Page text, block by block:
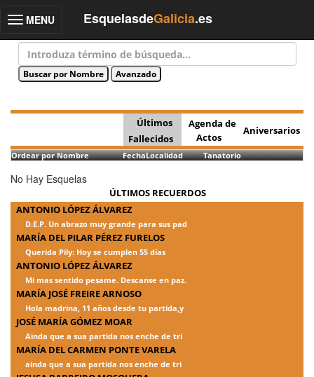
Toggle
MENU EsquelasdeGalicia.es
Últimos
Fallecidos
Agenda de
Actos
Aniversarios
Ordear por Nombre FechaLocalidad Tanatorio
No Hay Esquelas
ÚLTIMOS RECUERDOS
ANTONIO LÓPEZ ÁLVAREZ
D.E.P. Un abrazo muy grande para sus pad
MARÍA DEL PILAR PÉREZ FURELOS
Querida Pily: Hoy se cumplen 55 días
ANTONIO LÓPEZ ÁLVAREZ
Mi mas sentido pesame. Descanse en paz.
MARÍA JOSÉ FREIRE ARNOSO
Hola madrina, 11 años desde tu partida,y
JOSÉ MARÍA GÓMEZ MOAR
Ainda que a sua partida nos enche de tri
MARÍA DEL CARMEN PONTE VARELA
ainda que a sua partida nos enche de tri